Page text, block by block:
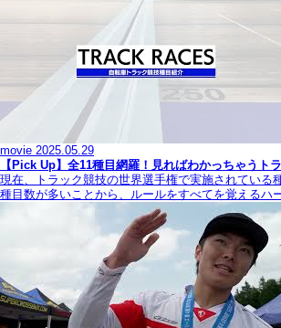
movie 2025.05.29
【Pick Up】全11種目網羅！見ればわかっちゃうト
現在、トラック競技の世界選手権で実施されている
種目数が多いことから、ルールをすべてを覚えるハ